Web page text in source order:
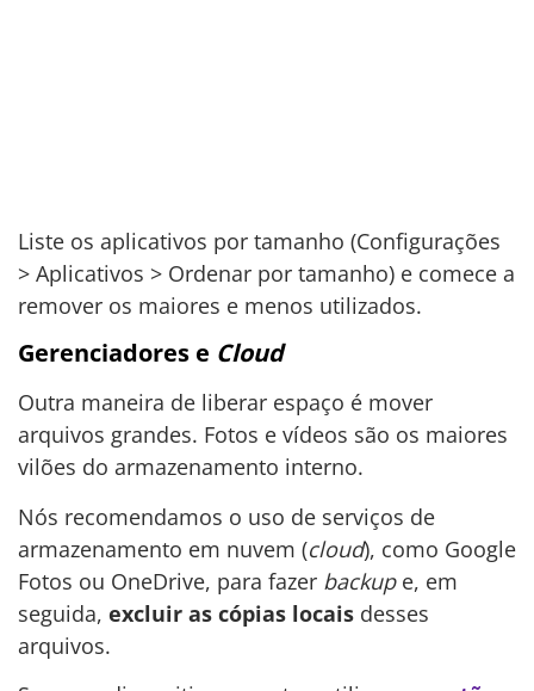
Liste os aplicativos por tamanho (Configurações
> Aplicativos > Ordenar por tamanho) e comece a
remover os maiores e menos utilizados.
Gerenciadores e Cloud
Outra maneira de liberar espaço é mover
arquivos grandes. Fotos e vídeos são os maiores
vilões do armazenamento interno.
Nós recomendamos o uso de serviços de
armazenamento em nuvem (cloud), como Google
Fotos ou OneDrive, para fazer backupe, em
seguida, excluir as cópias locais desses
arquivos.